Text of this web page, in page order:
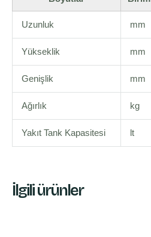
Uzunluk mm
Yükseklik mm
Genişlik mm
Ağırlık kg
Yakıt Tank Kapasitesi lt
İlgili ürünler